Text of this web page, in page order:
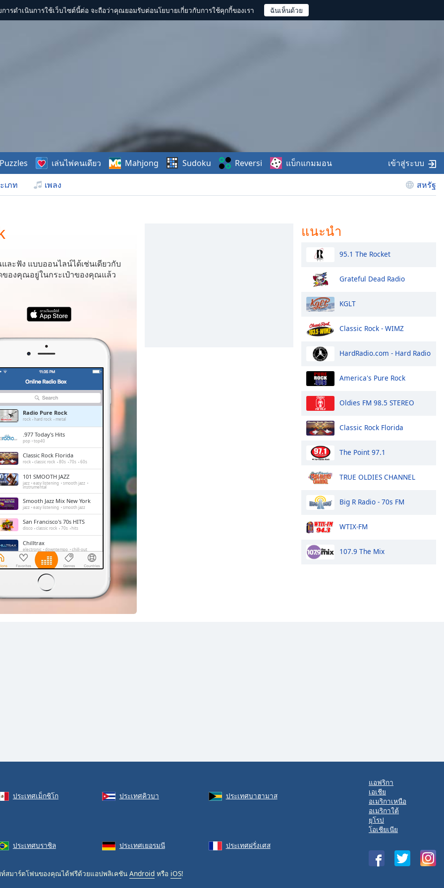
การดำเนินการใช้เว็บไซต์นี้ต่อ จะถือว่าคุณยอมรับต่อนโยบายเกี่ยวกับการใช้คุกกี้ของเรา
เภท เพลง สหรัฐ
Puzzles เล่นไพ่คนเดียว Mahjong Sudoku Reversi แบ็กแกมมอน เข้าสู่ระบบ
ละฟัง แบบออนไลน์ได้เช่นเดียวกับ
องคุณอยู่ในกระเป๋าของคุณแล้ว
Radio Pure Rock
rock hard rock metal
.977 Today's Hits
pop top40
Classic Rock Florida
rock classic rock 80s 70s 60s
101 SMOOTH JAZZ
jazz easy listening smooth jazz
instrumental
Smooth Jazz Mix New York
jazz easy listening smooth jazz
San Francisco's 70s HITS
disco classic rock 70s hits
Chilltrax
electronic downtempo chill-out
FOX News Talk
news talk
Side Street Radio
electronic
แนะนำ
95.1 The Rocket
Grateful Dead Radio
KGLT
Classic Rock - WIMZ
HardRadio.com - Hard Radio
America's Pure Rock
Oldies FM 98.5 STEREO
Classic Rock Florida
The Point 97.1
TRUE OLDIES CHANNEL
Big R Radio - 70s FM
WTIX-FM
107.9 The Mix
ประเทศเม็กซิโก ประเทศคิวบา
ประเทศบาฮามาส
ประเทศบราซิล ประเทศเยอรมนี ประเทศฝรั่งเศส
สมาร์ตโฟนของคุณได้ฟรีด้วยแอปพลิเคชัน Android หรือ iOS!
แอฟริกา
เอเชีย
อเมริกาเหนือ
อเมริกาใต้
ยุโรป
โอเชียเนีย